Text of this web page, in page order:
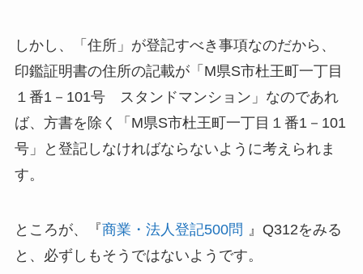
しかし、「住所」が登記すべき事項なのだから、
印鑑証明書の住所の記載が「M県S市杜王町一丁目
１番1－101号 スタンドマンション」なのであれ
ば、方書を除く「M県S市杜王町一丁目１番1－101
号」と登記しなければならないように考えられま
す。
ところが、『商業・法人登記500問
』Q312をみる
と、必ずしもそうではないようです。